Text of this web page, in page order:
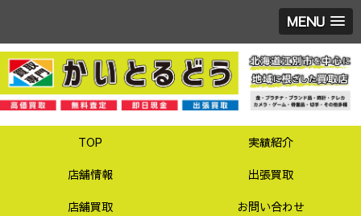
MENU
TOP
実績紹介
店舗情報
出張買取
店舗買取
お問い合わせ